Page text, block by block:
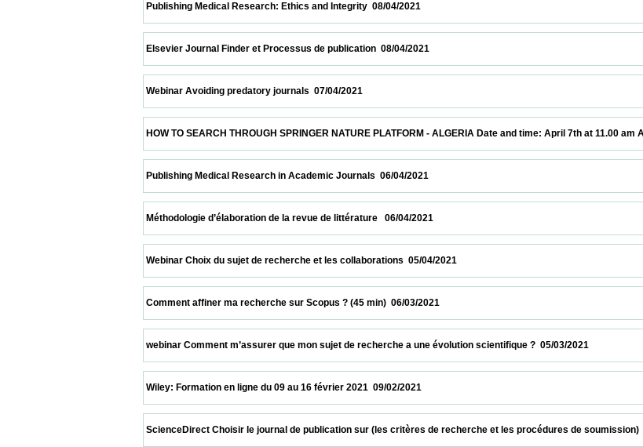
Publishing Medical Research: Ethics and Integrity  08/04/2021
Elsevier Journal Finder et Processus de publication  08/04/2021
Webinar Avoiding predatory journals  07/04/2021
HOW TO SEARCH THROUGH SPRINGER NATURE PLATFORM - ALGERIA Date and time: April 7th
Publishing Medical Research in Academic Journals  06/04/2021
Méthodologie d’élaboration de la revue de littérature   06/04/2021
Webinar Choix du sujet de recherche et les collaborations  05/04/2021
Comment affiner ma recherche sur Scopus ? (45 min)  06/03/2021
webinar Comment m’assurer que mon sujet de recherche a une évolution scientifique ?  05/03/
Wiley: Formation en ligne du 09 au 16 février 2021  09/02/2021
ScienceDirect Choisir le journal de publication sur (les critères de recherche et les procédures de